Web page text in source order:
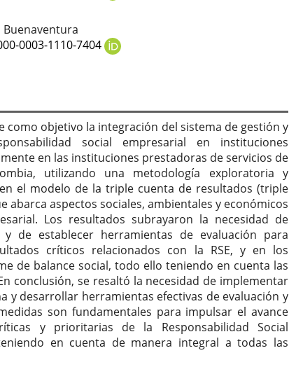
Buenaventura
0003-1110-7404
como objetivo la integración del sistema de gestión y
social empresarial en instituciones
en las instituciones prestadoras de servicios de
utilizando una metodología exploratoria y
el modelo de la triple cuenta de resultados (triple
abarca aspectos sociales, ambientales y económicos
Los resultados subrayaron la necesidad de
de establecer herramientas de evaluación para
críticos relacionados con la RSE, y en los
de balance social, todo ello teniendo en cuenta las
conclusión, se resaltó la necesidad de implementar
y desarrollar herramientas efectivas de evaluación y
son fundamentales para impulsar el avance
y prioritarias de la Responsabilidad Social
en cuenta de manera integral a todas las